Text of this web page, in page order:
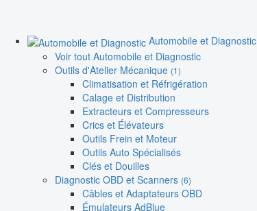
Automobile et Diagnostic
Voir tout Automobile et Diagnostic
Outils d'Atelier Mécanique (1)
Climatisation et Réfrigération
Calage et Distribution
Extracteurs et Compresseurs
Crics et Élévateurs
Outils Frein et Moteur
Outils Auto Spécialisés
Clés et Douilles
Diagnostic OBD et Scanners (6)
Câbles et Adaptateurs OBD
Émulateurs AdBlue